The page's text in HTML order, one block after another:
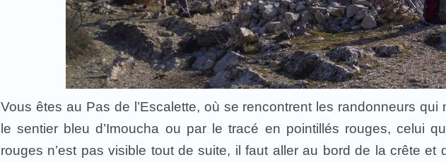
Vous êtes au Pas de l’Escalette, où se rencontrent les randonneurs
le sentier bleu d’Imoucha ou par le tracé en pointillés rouges, celui
rouges n’est pas visible tout de suite, il faut aller au bord de la crête